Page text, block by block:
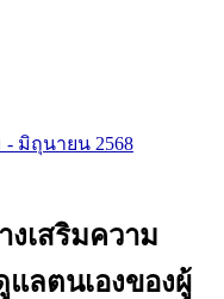
- มิถุนายน 2568
เสริมความ
ลตนเองของผู้